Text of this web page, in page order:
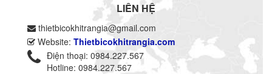
LIÊN HỆ
thietbicokhitrangia@gmail.com
Website: Thietbicokhitrangia.com
Điện thoại: 0984.227.567
Hotline: 0984.227.567